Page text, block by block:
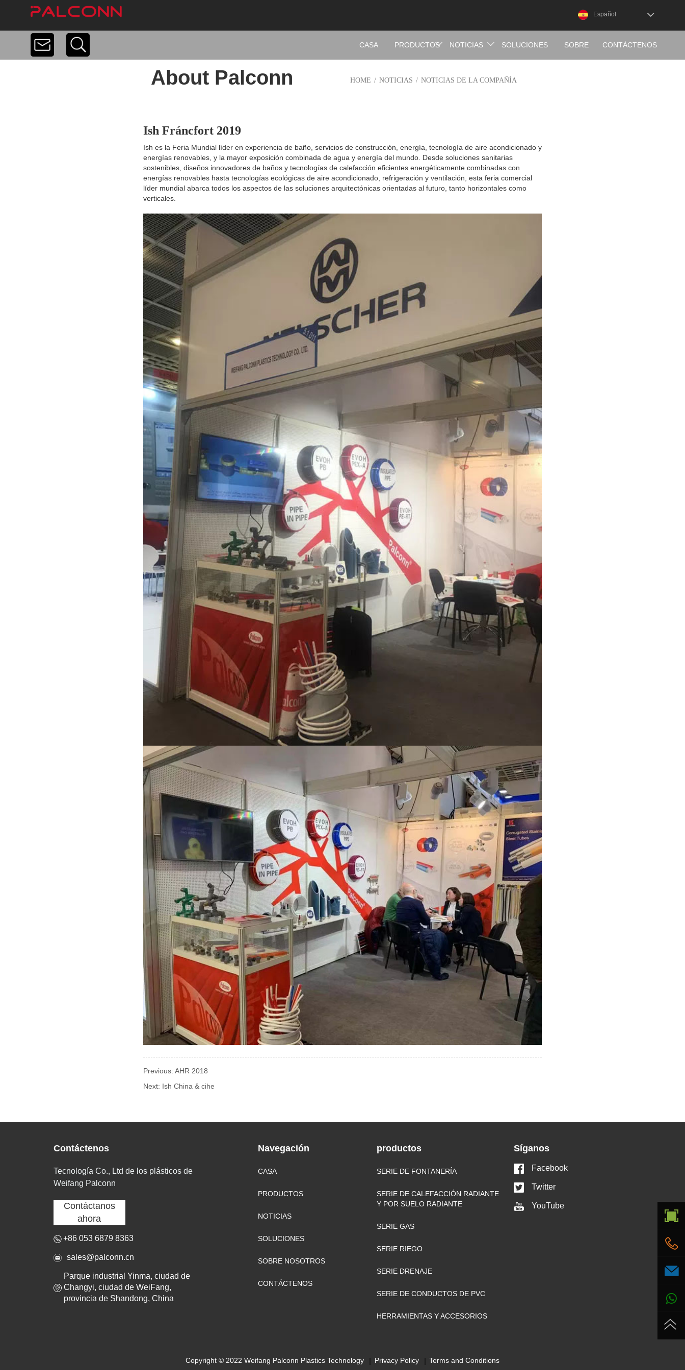
Español
CASA PRODUCTOS NOTICIAS SOLUCIONES SOBRE CONTÁCTENOS
About Palconn HOME / NOTICIAS / NOTICIAS DE LA COMPAÑÍA
Ish Fráncfort 2019
Ish es la Feria Mundial líder en experiencia de baño, servicios de construcción, energía, tecnología de aire acondicionado y
energías renovables, y la mayor exposición combinada de agua y energía del mundo. Desde soluciones sanitarias
sostenibles, diseños innovadores de baños y tecnologías de calefacción eficientes energéticamente combinadas con
energías renovables hasta tecnologías ecológicas de aire acondicionado, refrigeración y ventilación, esta feria comercial
líder mundial abarca todos los aspectos de las soluciones arquitectónicas orientadas al futuro, tanto horizontales como
verticales.
Previous: AHR 2018
Next: Ish China & cihe
Contáctenos
Tecnología Co., Ltd de los plásticos de
Weifang Palconn
Contáctanos
ahora
+86 053 6879 8363
sales@palconn.cn
Parque industrial Yinma, ciudad de
Changyi, ciudad de WeiFang,
provincia de Shandong, China
Navegación
CASA
PRODUCTOS
NOTICIAS
SOLUCIONES
SOBRE NOSOTROS
CONTÁCTENOS
productos
SERIE DE FONTANERÍA
SERIE DE CALEFACCIÓN RADIANTE
Y POR SUELO RADIANTE
SERIE GAS
SERIE RIEGO
SERIE DRENAJE
SERIE DE CONDUCTOS DE PVC
HERRAMIENTAS Y ACCESORIOS
Síganos
Facebook
Twitter
YouTube
Copyright © 2022 Weifang Palconn Plastics Technology Privacy Policy Terms and Conditions